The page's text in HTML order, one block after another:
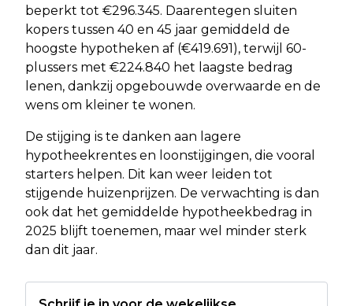
beperkt tot €296.345. Daarentegen sluiten
kopers tussen 40 en 45 jaar gemiddeld de
hoogste hypotheken af (€419.691), terwijl 60-
plussers met €224.840 het laagste bedrag
lenen, dankzij opgebouwde overwaarde en de
wens om kleiner te wonen.
De stijging is te danken aan lagere
hypotheekrentes en loonstijgingen, die vooral
starters helpen. Dit kan weer leiden tot
stijgende huizenprijzen. De verwachting is dan
ook dat het gemiddelde hypotheekbedrag in
2025 blijft toenemen, maar wel minder sterk
dan dit jaar.